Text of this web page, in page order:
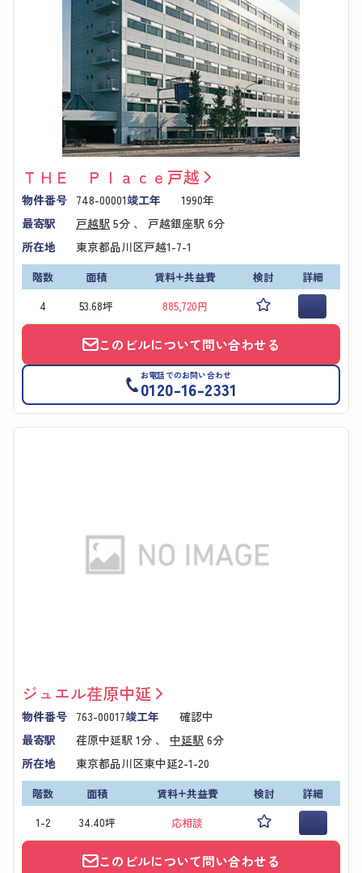
ＴＨＥ Ｐｌａｃｅ戸越
物件番号 748-00001竣工年
1990年
最寄駅
戸越駅 5分 、 戸越銀座駅 6分
所在地
東京都品川区戸越1-7-1
階数 面積 賃料+共益費 検討
詳細
4
53.68坪 885,720円
このビルについて問い合わせる
お電話でのお問い合わせ
0120-16-2331
ジュエル荏原中延
物件番号 763-00017竣工年
確認中
最寄駅
荏原中延駅 1分 、 中延駅 6分
所在地
東京都品川区東中延2-1-20
階数 面積 賃料+共益費 検討
詳細
1-2
34.40坪 応相談
このビルについて問い合わせる